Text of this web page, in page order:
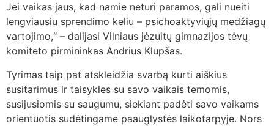
Jei vaikas jaus, kad namie neturi paramos, gali nueiti
lengviausiu sprendimo keliu – psichoaktyviųjų medžiagų
vartojimo,“ – dalijasi Vilniaus jėzuitų gimnazijos tėvų
komiteto pirmininkas Andrius Klupšas.
Tyrimas taip pat atskleidžia svarbą kurti aiškius
susitarimus ir taisykles su savo vaikais temomis,
susijusiomis su saugumu, siekiant padėti savo vaikams
orientuotis sudėtingame paauglystės laikotarpyje. Nors